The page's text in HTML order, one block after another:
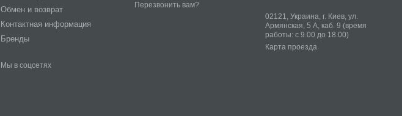
Обмен и возврат
Контактная информация
Бренды
Мы в соцсетях
Перезвонить вам?
02121, Украина, г. Киев, ул.
Армянская, 5 А, каб. 9 (время
работы: с 9.00 до 18.00)
Карта проезда